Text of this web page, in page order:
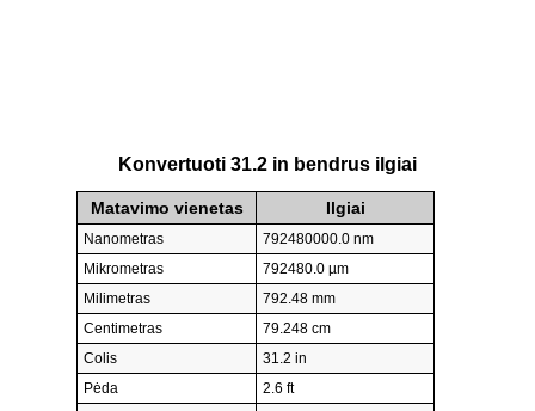
Konvertuoti 31.2 in bendrus ilgiai
Matavimo vienetas Ilgiai
Nanometras
792480000.0 nm
Mikrometras
792480.0 µm
Milimetras
792.48 mm
Centimetras
79.248 cm
Colis
31.2 in
Pėda
2.6 ft